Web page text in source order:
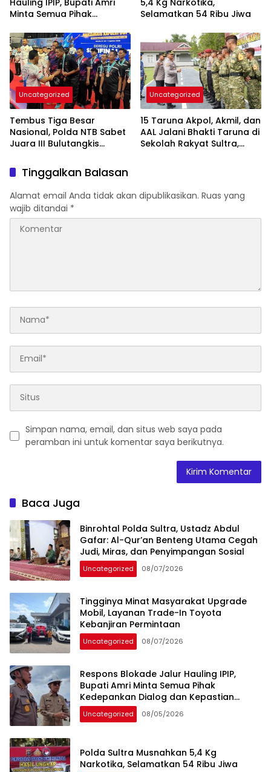
Hauling IPIP, Bupati Amri
Minta Semua Pihak
Kepastian Hukum
5,4 Kg Narkotika,
Selamatkan 54 Ribu Jiwa
Uncategorized
Tembus Tiga Besar
Nasional, Polda NTB Sabet
Juara III Bulutangkis
Uncategorized
15 Taruna Akpol, Akmil, dan
AAL Jalani Bhakti Taruna di
Sekolah Rakyat Sultra,
Tinggalkan Balasan
Alamat email Anda tidak akan dipublikasikan. Ruas yang
wajib ditandai *
Simpan nama, email, dan situs web saya pada
peramban ini untuk komentar saya berikutnya.
Baca Juga
Binrohtal Polda Sultra, Ustadz Abdul
Gafar: Al-Qur’an Benteng Utama Cegah
Judi, Miras, dan Penyimpangan Sosial
Uncategorized 08/07/2026
Tingginya Minat Masyarakat Upgrade
Mobil, Layanan Trade-In Toyota
Kebanjiran Permintaan
Uncategorized 08/07/2026
Respons Blokade Jalur Hauling IPIP,
Bupati Amri Minta Semua Pihak
Kedepankan Dialog dan Kepastian
Hukum
Uncategorized 08/05/2026
Polda Sultra Musnahkan 5,4 Kg
Narkotika, Selamatkan 54 Ribu Jiwa